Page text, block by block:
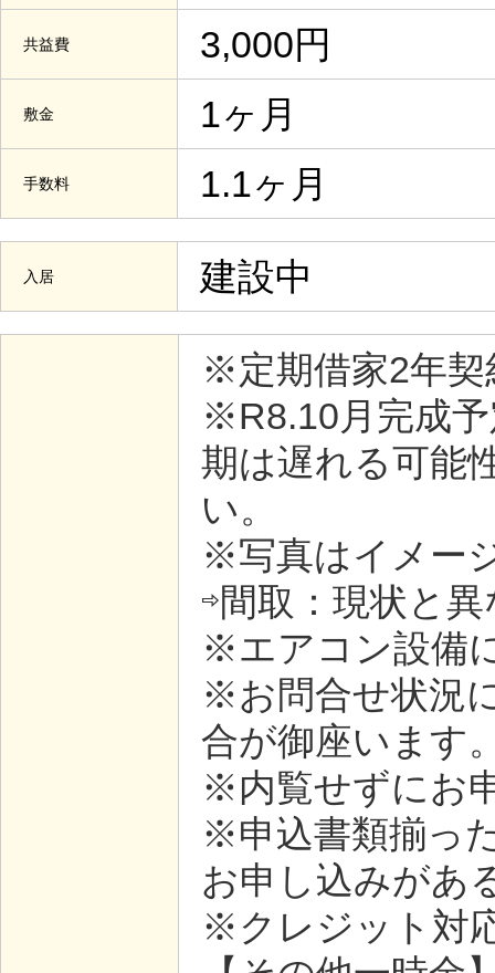
共益費 3,000円
敷金 1ヶ月
手数料 1.1ヶ月
入居 建設中
※定期借家2年契
※R8.10月完成
期は遅れる可能
い。
※写真はイメー
⇨間取：現状と
※エアコン設備
※お問合せ状況
合が御座います
※内覧せずにお
※申込書類揃っ
お申し込みがあ
※クレジット対